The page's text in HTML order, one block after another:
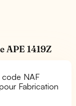
APE 1419Z
code NAF
Fabrication